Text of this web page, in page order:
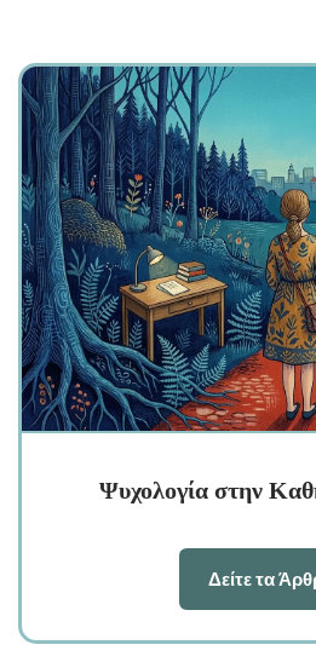
Ψυχολογία στην
Δείτε τα